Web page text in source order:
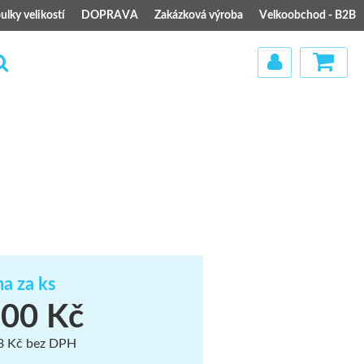
velikostí DOPRAVA Zakázková výroba Velkoobchod - B2B
za ks
Kč
Kč bez DPH